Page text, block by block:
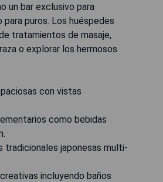
un bar exclusivo para
puros. Los huéspedes
tratamientos de masaje,
o explorar los hermosos
con vistas
como bebidas
tradicionales japonesas multi-
incluyendo baños